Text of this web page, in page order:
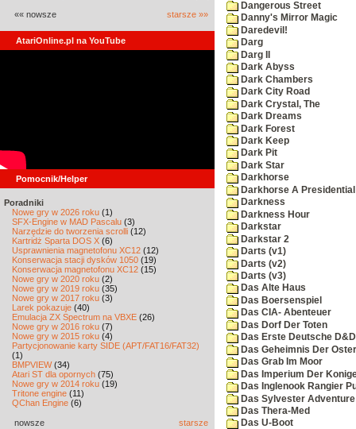
«« nowsze starsze »»
AtariOnline.pl na YouTube
Pomocnik/Helper
Poradniki
Nowe gry w 2026 roku (1)
SFX-Engine w MAD Pascalu (3)
Narzędzie do tworzenia scrolli (12)
Kartridż Sparta DOS X (6)
Usprawnienia magnetofonu XC12 (12)
Konserwacja stacji dysków 1050 (19)
Konserwacja magnetofonu XC12 (15)
Nowe gry w 2020 roku (2)
Nowe gry w 2019 roku (35)
Nowe gry w 2017 roku (3)
Larek pokazuje (40)
Emulacja ZX Spectrum na VBXE (26)
Nowe gry w 2016 roku (7)
Nowe gry w 2015 roku (4)
Partycjonowanie karty SIDE (APT/FAT16/FAT32)
(1)
BMPVIEW(34)
Atari ST dla opornych (75)
Nowe gry w 2014 roku (19)
Tritone engine (11)
QChan Engine (6)
nowsze starsze
Dangerous Street
Danny's Mirror Magic
Daredevil!
Darg
Darg II
Dark Abyss
Dark Chambers
Dark City Road
Dark Crystal, The
Dark Dreams
Dark Forest
Dark Keep
Dark Pit
Dark Star
Darkhorse
Darkhorse A
Darkness
Darkness Hour
Darkstar
Darkstar 2
Darts (v1)
Darts (v2)
Darts (v3)
Das Alte Haus
Das Boersenspiel
Das CIA- Abenteuer
Das Dorf Der Toten
Das Erste Deutsche
Das Geheimnis Der
Das Grab Im Moor
Das Imperium Der
Das Inglenook Rangier
Das Sylvester Adventure
Das Thera-Med
Das U-Boot